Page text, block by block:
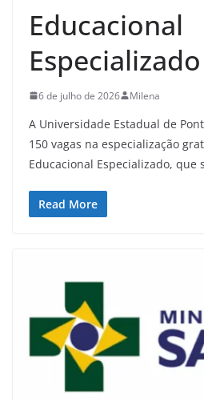
Educacional
Especializado
6 de julho de 2026 Milena
A Universidade Estadual de
150 vagas na especialização
Educacional Especializado, que
Read More